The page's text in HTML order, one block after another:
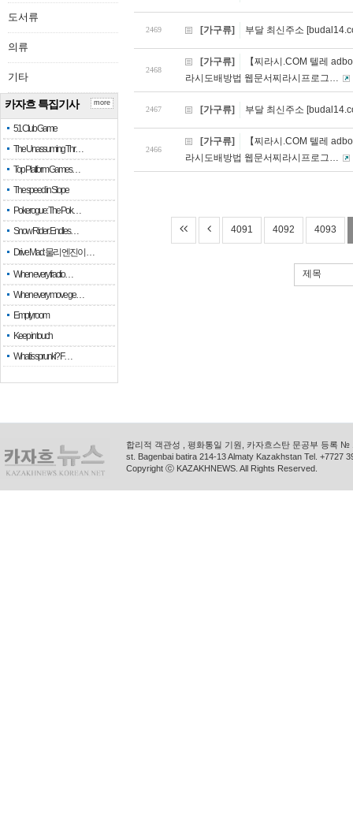
도서류
의류
기타
카자흐 특집기사
51 Club Game
The Unassuming Thr…
Top Platform Games…
The speed in Slope
Pokerogue: The Pok…
Snow Rider: Endles…
Drive Mad: 물리 엔진이 …
When every fractio…
When every move ge…
Empty room
Keep in touch
What is sprunki? F…
more
2469 [가구류] 부달 최신주소
2468
[가구류]
【찌라시.COM 텔레
라시도배방법 웹문서찌라시프로그…
2467 [가구류] 부달 최신주소
2466
[가구류]
【찌라시.COM 텔레
라시도배방법 웹문서찌라시프로그…
4091 4092 4093
제목
합리적 객관성 , 평화통일 기원, 카자흐스탄 문공부 등록
st. Bagenbai batira 214-13 Almaty Kazakhstan Tel. +7727
Copyright ⓒ KAZAKHNEWS. All Rights Reserved.